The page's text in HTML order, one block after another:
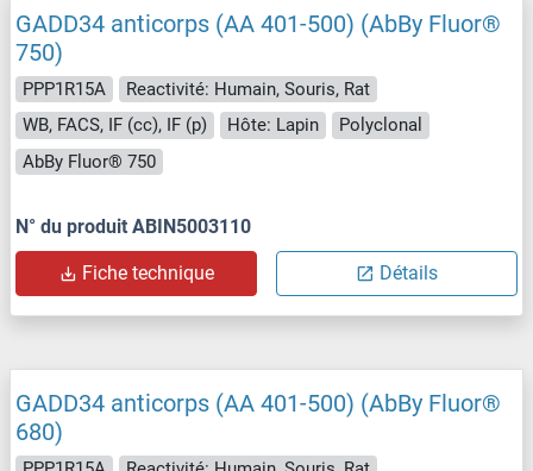
GADD34 anticorps (AA 401-500) (AbBy Fluor®
750)
PPP1R15A
Reactivité: Humain, Souris, Rat
WB, FACS, IF (cc), IF (p)
Hôte: Lapin
Polyclonal
AbBy Fluor® 750
N° du produit ABIN5003110
Fiche technique Détails
GADD34 anticorps (AA 401-500) (AbBy Fluor®
680)